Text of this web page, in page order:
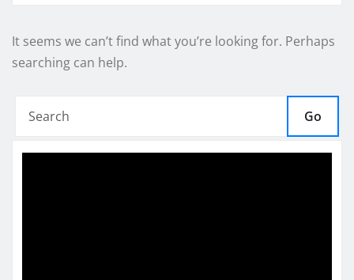
It seems we can’t find what you’re looking for. Perhaps
searching can help.
Go